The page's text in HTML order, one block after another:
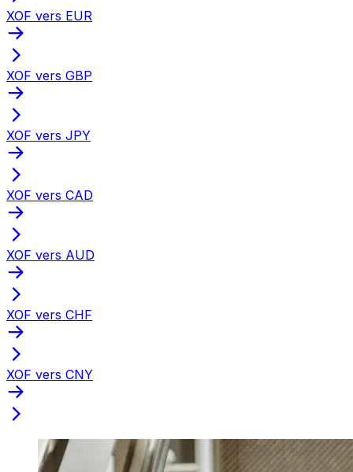
XOF vers EUR
XOF vers GBP
XOF vers JPY
XOF vers CAD
XOF vers AUD
XOF vers CHF
XOF vers CNY